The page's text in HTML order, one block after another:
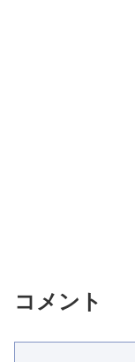
コメント